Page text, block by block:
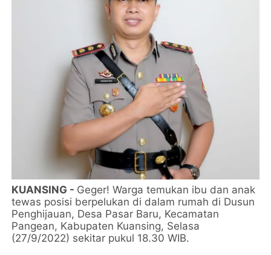
KUANSING - Geger! Warga temukan ibu dan anak
tewas posisi berpelukan di dalam rumah di Dusun
Penghijauan, Desa Pasar Baru, Kecamatan
Pangean, Kabupaten Kuansing, Selasa
(27/9/2022) sekitar pukul 18.30 WIB.